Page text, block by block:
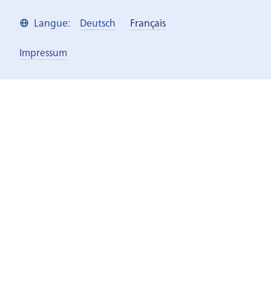
Langue: Deutsch Français
Impressum